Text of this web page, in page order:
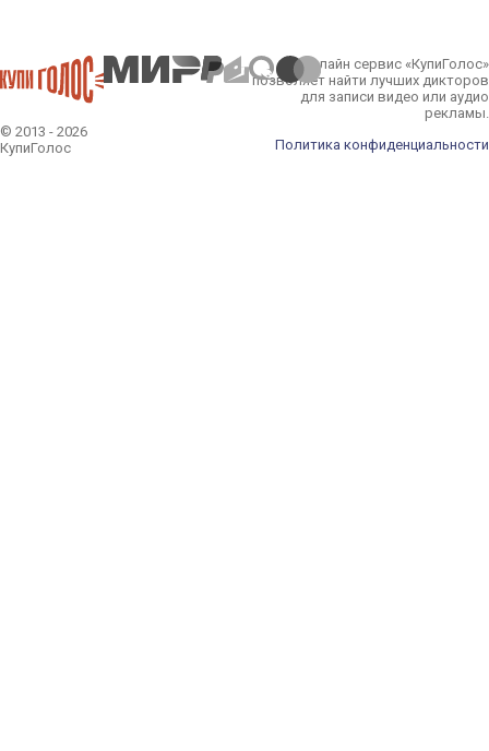
© 2013 - 2026
КупиГолос
Онлайн сервис «КупиГолос»
позволяет найти лучших дикторов
для записи видео или аудио
рекламы.
Политика конфиденциальности